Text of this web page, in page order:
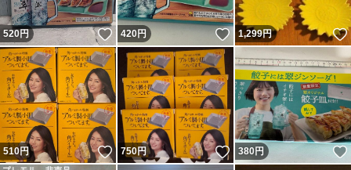
520円 いいね！
420円 いいね！
1,299円
510円 いいね！
750円 いいね！
380円